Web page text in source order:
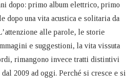
dopo: primo album elettrico, primo
dopo una vita acustica e solitaria da
alle parole, le storie
e suggestioni, la vita vissuta
rimangono invece tratti distintivi
2009 ad oggi. Perché si cresce e si